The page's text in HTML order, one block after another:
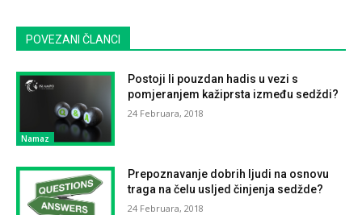
POVEZANI ČLANCI
Namaz
Postoji li pouzdan hadis u vezi s
pomjeranjem kažiprsta između sedždi?
24 Februara, 2018
Prepoznavanje dobrih ljudi na osnovu
traga na čelu usljed činjenja sedžde?
24 Februara, 2018